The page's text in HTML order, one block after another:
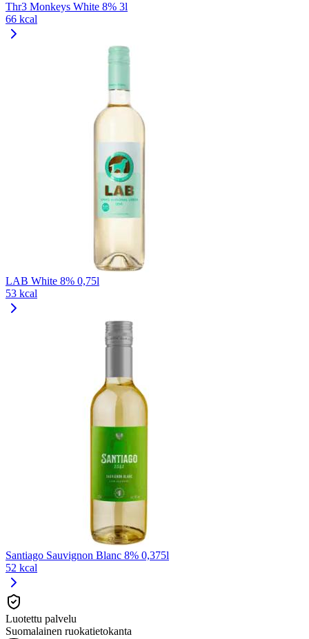
Thr3 Monkeys White 8% 3l
66 kcal
LAB White 8% 0,75l
53 kcal
Santiago Sauvignon Blanc 8% 0,375l
52 kcal
Luotettu palvelu
Suomalainen ruokatietokanta